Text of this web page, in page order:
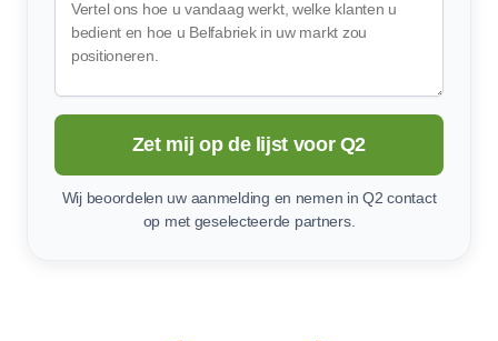
Zet mij op de lijst voor Q2
Wij beoordelen uw aanmelding en nemen in Q2 contact
op met geselecteerde partners.